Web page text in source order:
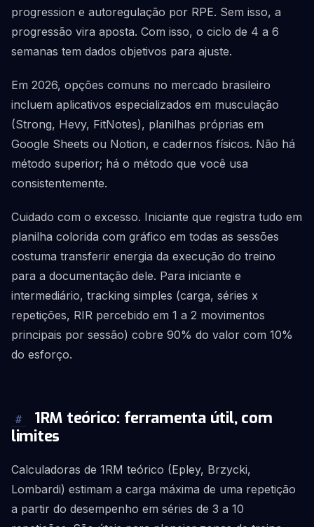
progression e autoregulação por RPE. Sem isso, a
progressão vira aposta. Com isso, o ciclo de 4 a 6
semanas tem dados objetivos para ajuste.
Em 2026, opções comuns no mercado brasileiro
incluem aplicativos especializados em musculação
(Strong, Hevy, FitNotes), planilhas próprias em
Google Sheets ou Notion, e cadernos físicos. Não há
método superior; há o método que você usa
consistentemente.
Cuidado com o excesso. Iniciante que registra tudo em
planilha colorida com gráfico em todas as sessões
costuma transferir energia da execução do treino
para a documentação dele. Para iniciante e
intermediário, tracking simples (carga, séries x
repetições, RIR percebido em 1 a 2 movimentos
principais por sessão) cobre 90% do valor com 10%
do esforço.
#
1RM teórico: ferramenta útil, com
limites
Calculadoras de 1RM teórico (Epley, Brzycki,
Lombardi) estimam a carga máxima de uma repetição
a partir do desempenho em séries de 3 a 10